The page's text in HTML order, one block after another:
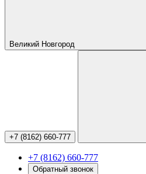
Великий Новгород
+7 (8162) 660-777
+7 (8162) 660-777
Обратный звонок